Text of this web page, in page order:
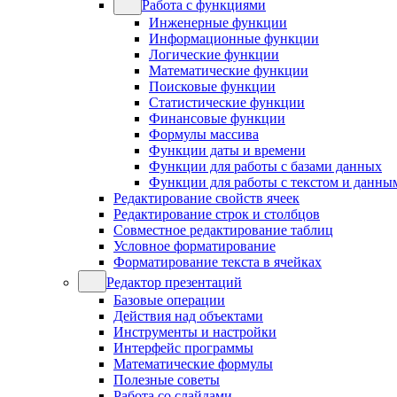
Работа с функциями
Инженерные функции
Информационные функции
Логические функции
Математические функции
Поисковые функции
Статистические функции
Финансовые функции
Формулы массива
Функции даты и времени
Функции для работы с базами данных
Функции для работы с текстом и
Редактирование свойств ячеек
Редактирование строк и столбцов
Совместное редактирование таблиц
Условное форматирование
Форматирование текста в ячейках
Редактор презентаций
Базовые операции
Действия над объектами
Инструменты и настройки
Интерфейс программы
Математические формулы
Полезные советы